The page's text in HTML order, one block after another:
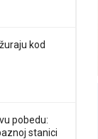
kod
pobedu:
stanici